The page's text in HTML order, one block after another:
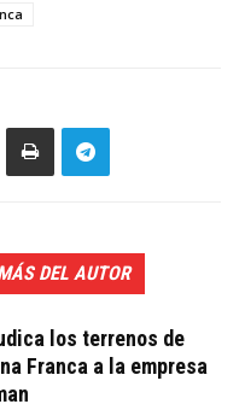
DEL AUTOR
los terrenos de
Franca a la empresa